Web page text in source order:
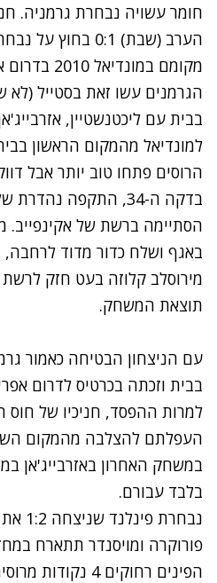
חומר עשויה נבחרת גרמניה.
הערב (שבת) 0:1
מקומם במונדיאל 2010 בדרום אפריקה.
הגרמנים עשו זאת בסטייל (לא
בבית עם ליכטנשטיין,
למונדיאל מהמקום הראשון בבית
הרוסים פתחו טוב יותר אבל
בדקה ה-34, התקפה
הסתיימה ברשת של אקינפייב.
באגף ושלח כדור מדוד לרחבה,
מירוסלב קלוזה בעט חזק
תוצאת המשחק.
עם הניצחון הבטיחה כאמור
בבית וזכתה בכרטיס לדרום
למרות ההפסד, חניכיו של חוס
העפלתם להצלבה מהמקום
במשחק האחרון באזרבייג'אן
בלבד עבורם.
פורוקרה ומויסנדר תתארח
הפינים רחוקים 4 נקודות מרוסיה ואיבדו סיכוי לעלות.